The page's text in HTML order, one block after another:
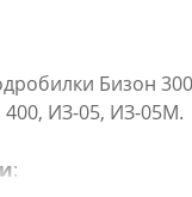
Бизон
ИЗ-05, ИЗ-05М.
: